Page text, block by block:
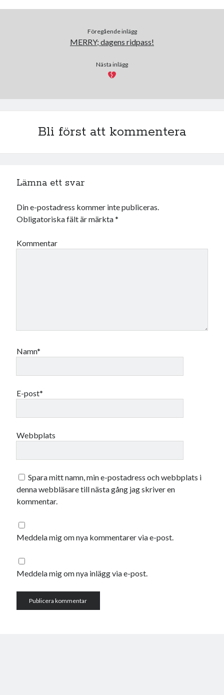
Föregående inlägg
MERRY; dagens ridpass!
Nästa inlägg
Bli först att kommentera
Lämna ett svar
Din e-postadress kommer inte publiceras.
Obligatoriska fält är märkta*
Kommentar
Namn*
E-post*
Webbplats
Spara mitt namn, min e-postadress och webbplats i
denna webbläsare till nästa gång jag skriver en
kommentar.
Meddela mig om nya kommentarer via e-post.
Meddela mig om nya inlägg via e-post.